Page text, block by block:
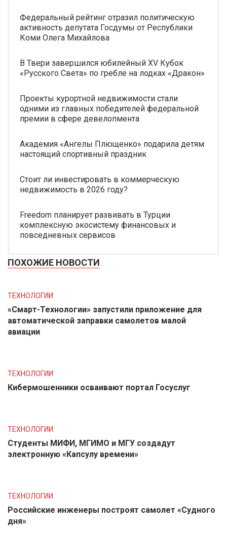
Федеральный рейтинг отразил политическую
активность депутата Госдумы от Республики
Коми Олега Михайлова
В Твери завершился юбилейный XV Кубок
«Русского Света» по гребле на лодках «Дракон»
Проекты курортной недвижимости стали
одними из главных победителей федеральной
премии в сфере девелопмента
Академия «Ангелы Плющенко» подарила детям
настоящий спортивный праздник
Стоит ли инвестировать в коммерческую
недвижимость в 2026 году?
Freedom планирует развивать в Турции
комплексную экосистему финансовых и
повседневных сервисов
ПОХОЖИЕ НОВОСТИ
ТЕХНОЛОГИИ
«Смарт-Технологии» запустили приложение для
автоматической заправки самолетов малой
авиации
ТЕХНОЛОГИИ
Кибермошенники осваивают портал Госуслуг
ТЕХНОЛОГИИ
Студенты МИФИ, МГИМО и МГУ создадут
электронную «Капсулу времени»
ТЕХНОЛОГИИ
Российские инженеры построят самолет «Судного
дня»